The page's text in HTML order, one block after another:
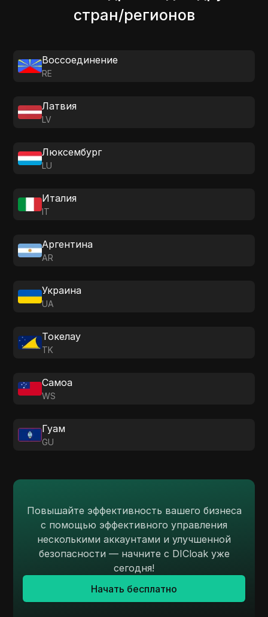
стран/регионов
Воссоединение
RE
Латвия
LV
Люксембург
LU
Италия
IT
Аргентина
AR
Украина
UA
Токелау
TK
Самоа
WS
Гуам
GU
Повышайте эффективность вашего бизнеса
с помощью эффективного управления
несколькими аккаунтами и улучшенной
безопасности — начните с DICloak уже
сегодня!
Начать бесплатно